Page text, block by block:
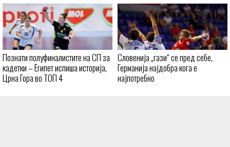
Познати полуфиналистите на СП за
кадетки – Египет испиша историја,
Црна Гора во ТОП 4
Словенија „гази“ се пред себе,
Германија најдобра кога е
најпотребно